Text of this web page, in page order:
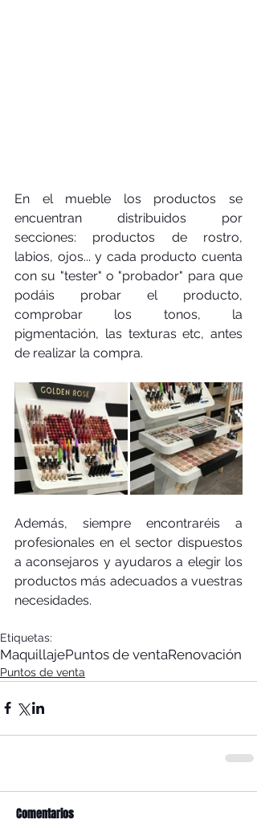
En el mueble los productos se
encuentran distribuidos por
secciones: productos de rostro,
labios, ojos... y cada producto cuenta
con su "tester" o "probador" para que
podáis probar el producto,
comprobar los tonos, la
pigmentación, las texturas etc, antes
de realizar la compra.
Además, siempre encontraréis a
profesionales en el sector dispuestos
a aconsejaros y ayudaros a elegir los
productos más adecuados a vuestras
necesidades.
Etiquetas:
MaquillajePuntos de ventaRenovación
Puntos de venta
Comentarios